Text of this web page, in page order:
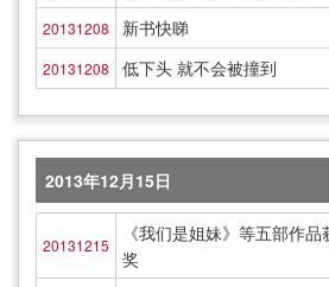
20131208 新书快睇
20131208 低下头 就不会被撞到
2013年12月15日
20131215
《我们是姐妹》等五部作
奖